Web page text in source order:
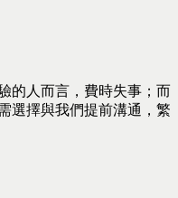
的人而言，費時失事；而
選擇與我們提前溝通，繁